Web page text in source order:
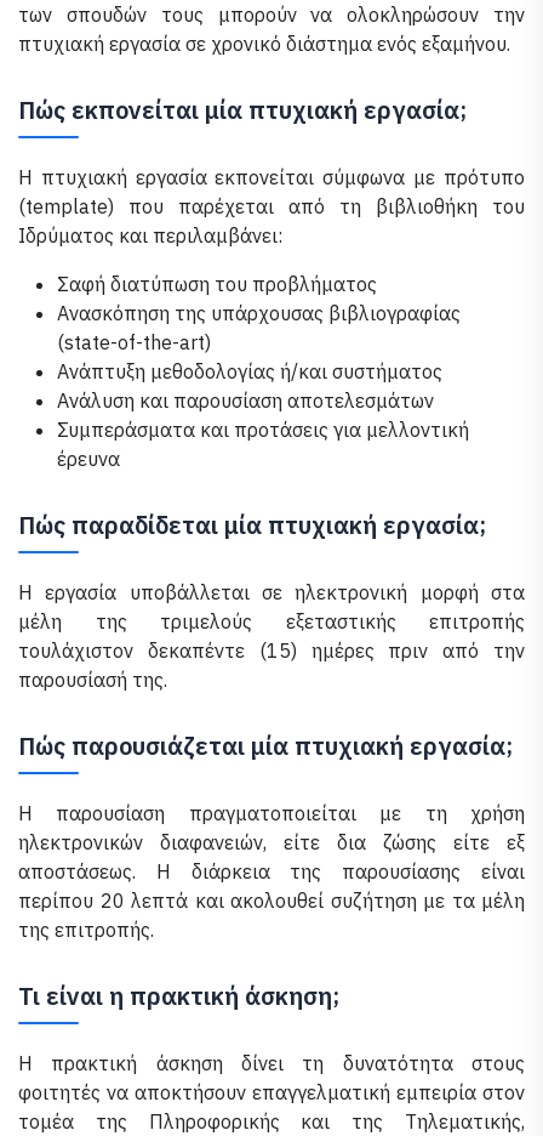
των σπουδών τους μπορούν να ολοκληρώσουν την
πτυχιακή εργασία σε χρονικό διάστημα ενός εξαμήνου.
Πώς εκπονείται μία πτυχιακή εργασία;
Η πτυχιακή εργασία εκπονείται σύμφωνα με πρότυπο
(template) που παρέχεται από τη βιβλιοθήκη του
Ιδρύματος και περιλαμβάνει:
Σαφή διατύπωση του προβλήματος
Ανασκόπηση της υπάρχουσας βιβλιογραφίας
(state-of-the-art)
Ανάπτυξη μεθοδολογίας ή/και συστήματος
Ανάλυση και παρουσίαση αποτελεσμάτων
Συμπεράσματα και προτάσεις για μελλοντική
έρευνα
Πώς παραδίδεται μία πτυχιακή εργασία;
Η εργασία υποβάλλεται σε ηλεκτρονική μορφή στα
μέλη της τριμελούς εξεταστικής επιτροπής
τουλάχιστον δεκαπέντε (15) ημέρες πριν από την
παρουσίασή της.
Πώς παρουσιάζεται μία πτυχιακή εργασία;
Η παρουσίαση πραγματοποιείται με τη χρήση
ηλεκτρονικών διαφανειών, είτε δια ζώσης είτε εξ
αποστάσεως. Η διάρκεια της παρουσίασης είναι
περίπου 20 λεπτά και ακολουθεί συζήτηση με τα μέλη
της επιτροπής.
Τι είναι η πρακτική άσκηση;
Η πρακτική άσκηση δίνει τη δυνατότητα στους
φοιτητές να αποκτήσουν επαγγελματική εμπειρία στον
τομέα της Πληροφορικής και της Τηλεματικής,